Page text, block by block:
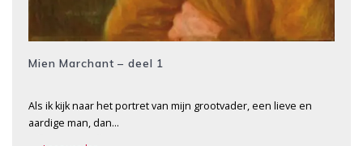
Mien Marchant – deel 1
Als ik kijk naar het portret van mijn grootvader, een lieve en
aardige man, dan…